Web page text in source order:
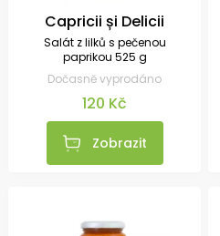
Capricii și Delicii
Salát z lilků s pečenou
paprikou 525 g
Dočasně vyprodáno
120 Kč
Zobrazit